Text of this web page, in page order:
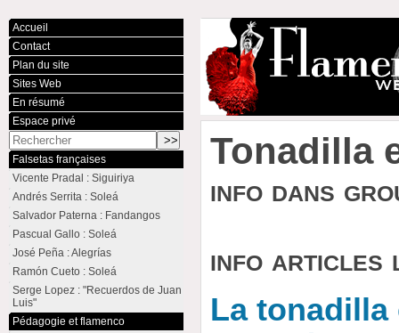
Tonadilla
info dans
info articles
La tonadilla
Accueil
Contact
Plan du site
Sites Web
En résumé
Espace privé
Falsetas françaises
Vicente Pradal : Siguiriya
Andrés Serrita : Soleá
Salvador Paterna : Fandangos
Pascual Gallo : Soleá
José Peña : Alegrías
Ramón Cueto : Soleá
Serge Lopez : "Recuerdos de Juan
Luis"
Pédagogie et flamenco